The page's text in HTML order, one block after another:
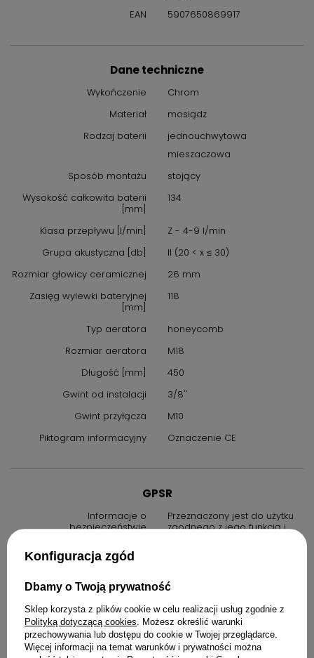
Preparat przeznaczony jest do baterii w każdym wykończeniu.
wymagającej czarnej armatury, zachowując jej pierwotny
EAN
5907650869917
Dane techniczne
Wykończenie
Chrom
Materiał
mosiądz
Rodzaj baterii
jednouchwytowa
mieszaczowa
Sposób montażu
stojący
Wysokość całkowita baterii
[mm]
134
Klasa przepływu [l/min]
Z - 4-9 l/min
Grupa akustyczna [db]
II (20 < x ≤ 30)
Rozmiar głowicy ceramicznej
26 mm
Zasięg wylewki bateryjnej
[mm]
118
Typ aeratora
honeycomb
Rozmiar aeratora
M18
Długość [mm]
450
Gwint od instalacji
3/8''
Gwint przyłącza
M10
Piktogram informacyjny
Oznaczenie CE
GPSR
Informacje o
bezpieczeństwie
Przeznaczony jest do użytku
zgodnego z jego funkcją i
Instrukcja bezpiecznego
sposób opisany w instrukcji
obsługi oraz w warunkach
zalecanych przez
producenta.
2. Środki ostrożności: zawsze
przestrzegaj zasad
Konfiguracja zgód
Dbamy o Twoją prywatność
Sklep korzysta z plików cookie w celu realizacji usług zgodnie z
Polityką dotyczącą cookies . Możesz określić warunki
przechowywania lub dostępu do cookie w Twojej przeglądarce.
Więcej informacji na temat warunków i prywatności można